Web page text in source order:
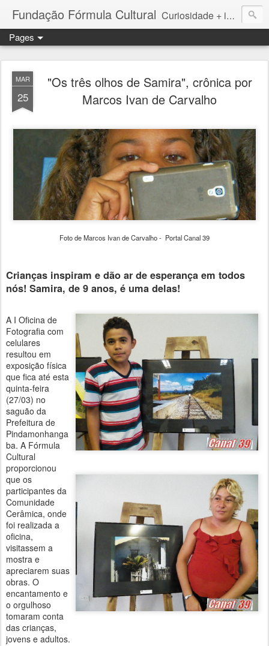
Fundação Fórmula Cultural Curiosidade + iniciativa + informação = Conhecimento
Pages
MAR
25
"Os três olhos de Samira", crônica por
Marcos Ivan de Carvalho
Foto de Marcos Ivan de Carvalho - Portal Canal 39
Crianças inspiram e dão ar de esperança em todos
nós! Samira, de 9 anos, é uma delas!
A I Oficina de
Fotografia com
celulares
resultou em
exposição física
que fica até esta
quinta-feira
(27/03) no
saguão da
Prefeitura de
Pindamonhanga
ba. A Fórmula
Cultural
proporcionou
que os
participantes da
Comunidade
Cerâmica, onde
foi realizada a
oficina,
visitassem a
mostra e
apreciarem suas
obras. O
encantamento e
o orgulhoso
tomaram conta
das crianças,
jovens e adultos.